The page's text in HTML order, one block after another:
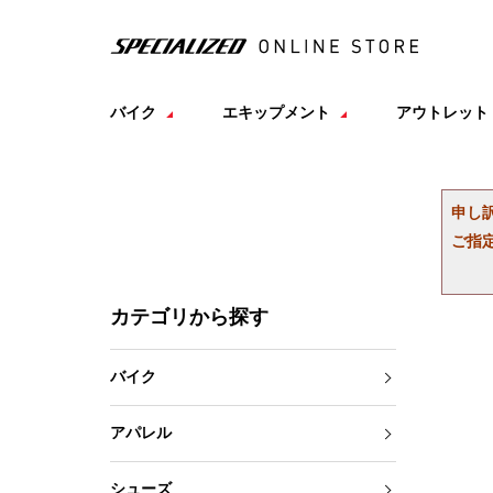
バイク エキップメント アウトレット
申し
ご指
カテゴリから探す
バイク
アパレル
シューズ